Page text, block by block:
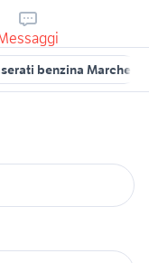
benzina Marche